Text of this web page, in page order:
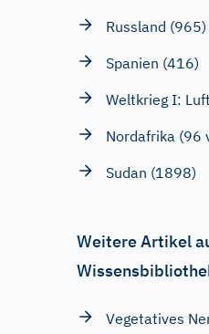
Russland (965)
Spanien (416)
Weltkrieg I:
Nordafrika (96
Sudan (1898)
Weitere Artikel
Vegetatives